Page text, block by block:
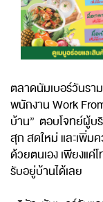
ตลาดนัมเบอร์วันรา
พนักงาน Work
บ้าน” ตอบโจทย์ผู้บ
สุก สดใหม่ และเพิ่ม
ด้วยตนเอง เพียงแค่
รับอยู่บ้านได้เลย